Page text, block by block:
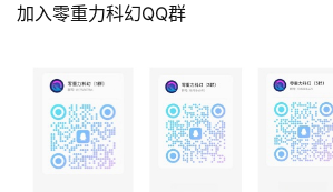
加入零重力科幻QQ群